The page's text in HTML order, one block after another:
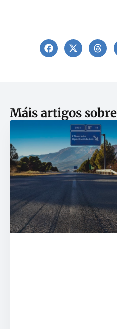
Máis artigos sobre